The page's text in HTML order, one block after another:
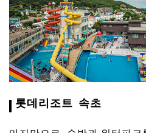
롯데리조트 속초